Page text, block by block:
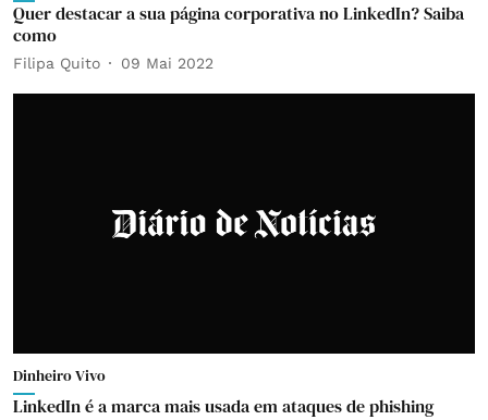
Quer destacar a sua página corporativa no LinkedIn? Saiba
como
Filipa Quito 09 Mai 2022
Dinheiro Vivo
LinkedIn é a marca mais usada em ataques de phishing